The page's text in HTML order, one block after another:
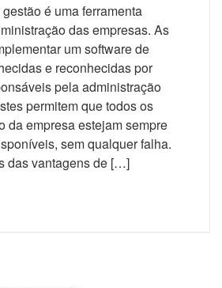
é uma ferramenta
das empresas. As
um software de
e reconhecidas por
pela administração
permitem que todos os
da empresa estejam sempre
sem qualquer falha.
das vantagens de […]